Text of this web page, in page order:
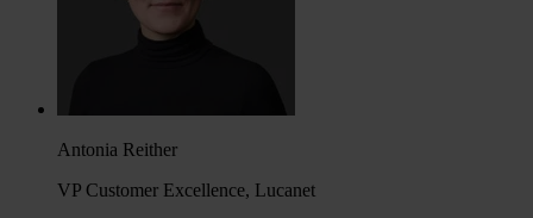
Antonia Reither
VP Customer Excellence, Lucanet